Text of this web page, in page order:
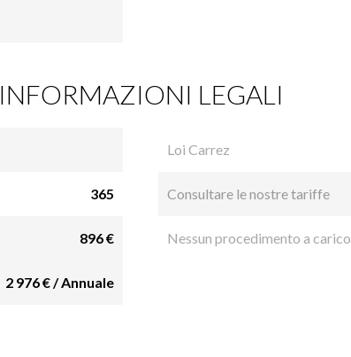
INFORMAZIONI LEGALI
365
896 €
2 976 € / Annuale
Loi Carrez
Consultare le nostre tariffe
Nessun procedimento a carico